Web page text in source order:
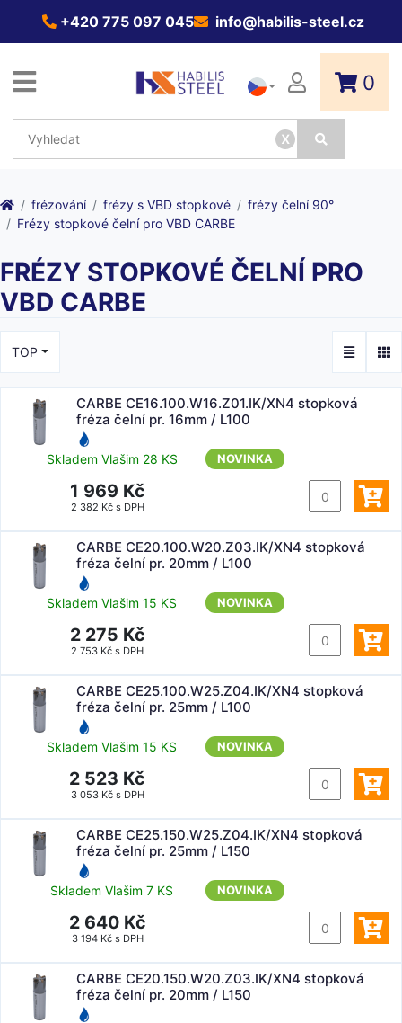
+420 775 097 045 info@habilis-steel.cz
x
0
frézování frézy s VBD stopkové
frézy čelní 90°
Frézy stopkové čelní pro VBD CARBE
FRÉZY STOPKOVÉ ČELNÍ PRO
VBD CARBE
TOP
CARBE CE16.100.W16.Z01.IK/XN4 stopková
fréza čelní pr. 16mm / L100
Skladem Vlašim 28 KS NOVINKA
1 969 Kč
2 382 Kč s DPH
CARBE CE20.100.W20.Z03.IK/XN4 stopková
fréza čelní pr. 20mm / L100
Skladem Vlašim 15 KS NOVINKA
2 275 Kč
2 753 Kč s DPH
CARBE CE25.100.W25.Z04.IK/XN4 stopková
fréza čelní pr. 25mm / L100
Skladem Vlašim 15 KS NOVINKA
2 523 Kč
3 053 Kč s DPH
CARBE CE25.150.W25.Z04.IK/XN4 stopková
fréza čelní pr. 25mm / L150
Skladem Vlašim 7 KS NOVINKA
2 640 Kč
3 194 Kč s DPH
CARBE CE20.150.W20.Z03.IK/XN4 stopková
fréza čelní pr. 20mm / L150